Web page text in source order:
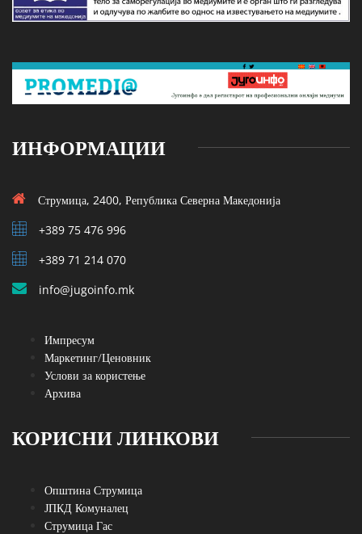
ИНФОРМАЦИИ
Струмица, 2400, Република Северна Македонија
+389 75 476 996
+389 71 214 070
info@jugoinfo.mk
Импресум
Маркетинг/Ценовник
Услови за користење
Архива
КОРИСНИ ЛИНКОВИ
Општина Струмица
ЈПКД Комуналец
Струмица Гас